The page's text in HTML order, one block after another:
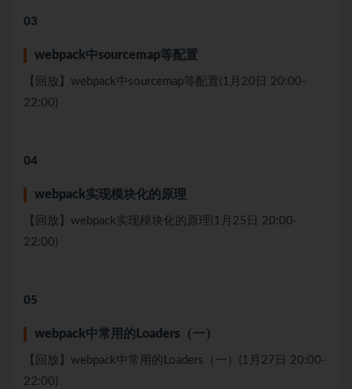
03
webpack中sourcemap等配置
【回放】webpack中sourcemap等配置(1月20日 20:00-
22:00)
04
webpack实现模块化的原理
【回放】webpack实现模块化的原理(1月25日 20:00-
22:00)
05
webpack中常⽤的Loaders（⼀）
【回放】webpack中常⽤的Loaders（⼀）(1月27日 20:00-
22:00)